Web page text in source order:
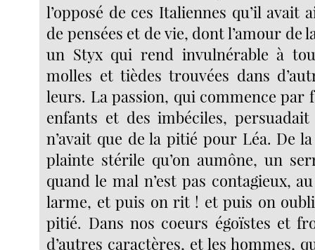
l’opposé de ces Italiennes qu’il avait
de pensées et de vie, dont l’amour de
un Styx qui rend invulnérable à
molles et tièdes trouvées dans
leurs. La passion, qui commence par
enfants et des imbéciles, persuadait
n’avait que de la pitié pour Léa. De
plainte stérile qu’on aumône, un
quand le mal n’est pas contagieux,
larme, et puis on rit ! et puis on
pitié. Dans nos coeurs égoïstes et
d’autres caractères, et les hommes,